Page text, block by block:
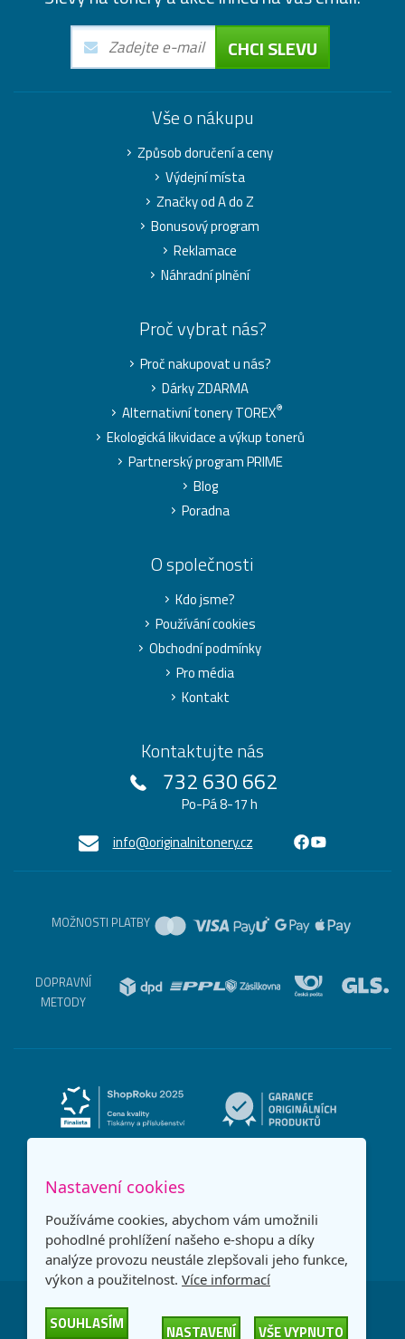
CHCI SLEVU
Vše o nákupu
Způsob doručení a ceny
Výdejní místa
Značky od A do Z
Bonusový program
Reklamace
Náhradní plnění
Proč vybrat nás?
Proč nakupovat u nás?
Dárky ZDARMA
Alternativní tonery TOREX®
Ekologická likvidace a výkup tonerů
Partnerský program PRIME
Blog
Poradna
O společnosti
Kdo jsme?
Používání cookies
Obchodní podmínky
Pro média
Kontakt
Kontaktujte nás
732 630 662
Po-Pá 8-17 h
info@originalnitonery.cz
MOŽNOSTI PLATBY
DOPRAVNÍ
METODY
Česká republika Slovensko
Nastavení cookies
Používáme cookies, abychom vám umožnili
pohodlné prohlížení našeho e-shopu a díky
analýze provozu neustále zlepšovali jeho funkce,
výkon a použitelnost. Více informací
SOUHLASÍM NASTAVENÍ VŠE VYPNUTO